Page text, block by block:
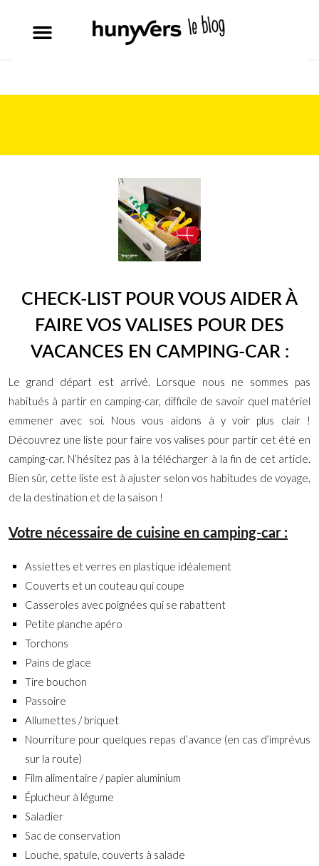
CHECK-LIST POUR VOUS AIDER À
FAIRE VOS VALISES POUR DES
VACANCES EN CAMPING-CAR :
Le grand départ est arrivé. Lorsque nous ne sommes pas
habitués à partir en camping-car, difficile de savoir quel matériel
emmener avec soi. Nous vous aidons à y voir plus clair !
Découvrez une liste pour faire vos valises pour partir cet été en
camping-car. N’hésitez pas à la télécharger à la fin de cet article.
Bien sûr, cette liste est à ajuster selon vos habitudes de voyage,
de la destination et de la saison !
Votre nécessaire de cuisine en camping-car :
Assiettes et verres en plastique idéalement
Couverts et un couteau qui coupe
Casseroles avec poignées qui se rabattent
Petite planche apéro
Torchons
Pains de glace
Tire bouchon
Passoire
Allumettes / briquet
Nourriture pour quelques repas d’avance (en cas d’imprévus
sur la route)
Film alimentaire / papier aluminium
Éplucheur à légume
Saladier
Sac de conservation
Louche, spatule, couverts à salade